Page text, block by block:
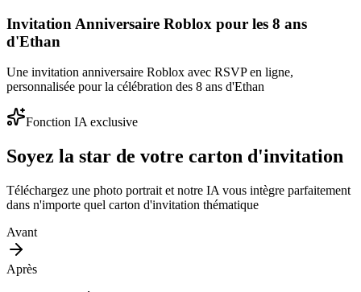
Invitation Anniversaire Roblox pour les 8 ans
d'Ethan
Une invitation anniversaire Roblox avec RSVP en ligne,
personnalisée pour la célébration des 8 ans d'Ethan
Fonction IA exclusive
Soyez la star de votre carton d'invitation
Téléchargez une photo portrait et notre IA vous intègre parfaitement
dans n'importe quel carton d'invitation thématique
Avant
Après